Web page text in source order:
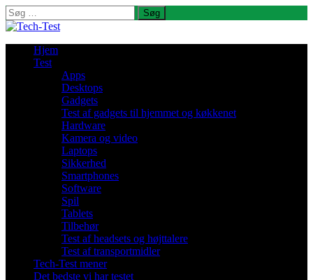
Søg
efter:
Hjem
Test
Apps
Desktops
Gadgets
Test af gadgets til hjemmet og køkkenet
Hardware
Kamera og video
Laptops
Sikkerhed
Smartphones
Software
Spil
Tablets
Tilbehør
Test af headsets og højttalere
Test af transportmidler
Tech-Test mener
Det bedste vi har testet